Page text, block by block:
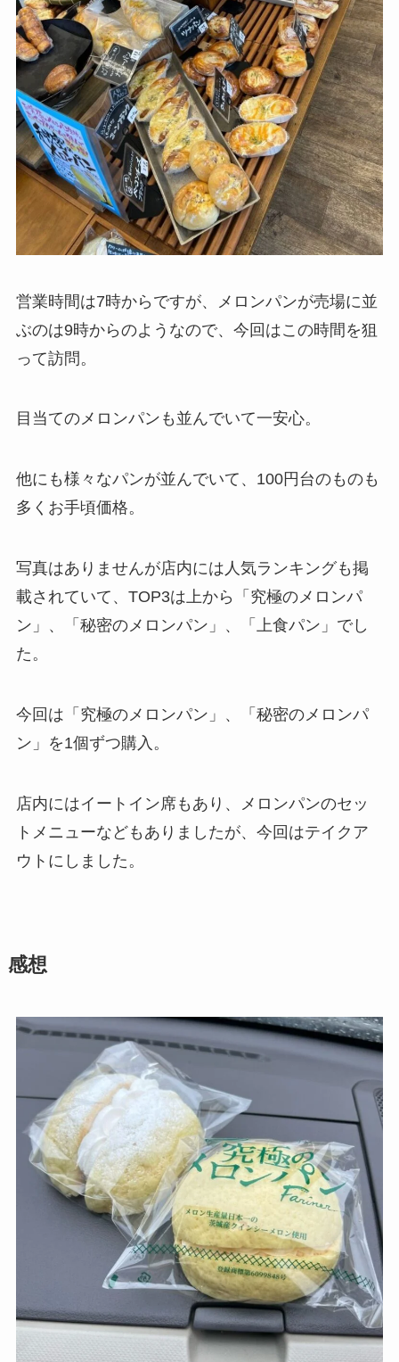
営業時間は7時からですが、メロンパンが売場に並
ぶのは9時からのようなので、今回はこの時間を狙
って訪問。
目当てのメロンパンも並んでいて一安心。
他にも様々なパンが並んでいて、100円台のものも
多くお手頃価格。
写真はありませんが店内には人気ランキングも掲
載されていて、TOP3は上から「究極のメロンパ
ン」、「秘密のメロンパン」、「上食パン」でし
た。
今回は「究極のメロンパン」、「秘密のメロンパ
ン」を1個ずつ購入。
店内にはイートイン席もあり、メロンパンのセッ
トメニューなどもありましたが、今回はテイクア
ウトにしました。
感想